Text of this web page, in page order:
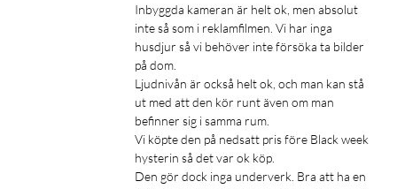
och med påfyllningen av rengöringsmedel sker automatiskt.
App för installation och schemaläggning
Med appen Roborock, som finns för iOS och Android,
installerar du, ställer in och schemalägger robotdammsugaren.
Dammsugaren ansluts till hemmets wifi-nätverk och med
Inbyggda kameran är helt ok, men absolut
inte så som i reklamfilmen. Vi har inga
husdjur så vi behöver inte försöka ta bilder
på dom.
Ljudnivån är också helt ok, och man kan stå
ut med att den kör runt även om man
befinner sig i samma rum.
Vi köpte den på nedsatt pris före Black week
hysterin så det var ok köp.
Den gör dock inga underverk. Bra att ha en